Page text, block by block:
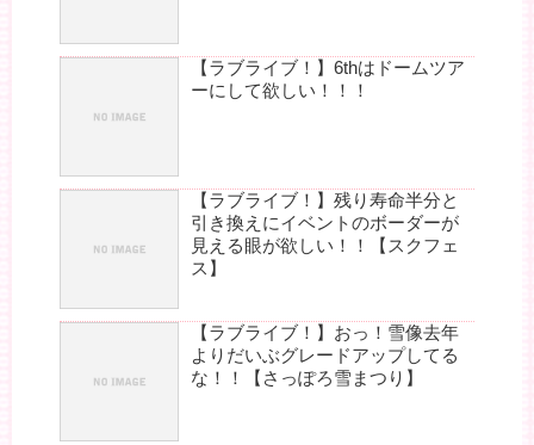
【ラブライブ！】6thはドームツア
ーにして欲しい！！！
【ラブライブ！】残り寿命半分と
引き換えにイベントのボーダーが
見える眼が欲しい！！【スクフェ
ス】
【ラブライブ！】おっ！雪像去年
よりだいぶグレードアップしてる
な！！【さっぽろ雪まつり】